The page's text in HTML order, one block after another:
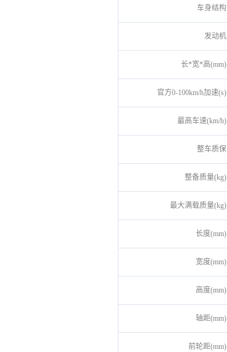
车身结构
发动机
长*宽*高(mm)
官方0-100km/h加速(s)
最高车速(km/h)
整车质保
整备质量(kg)
最大满载质量(kg)
长度(mm)
宽度(mm)
高度(mm)
轴距(mm)
前轮距(mm)